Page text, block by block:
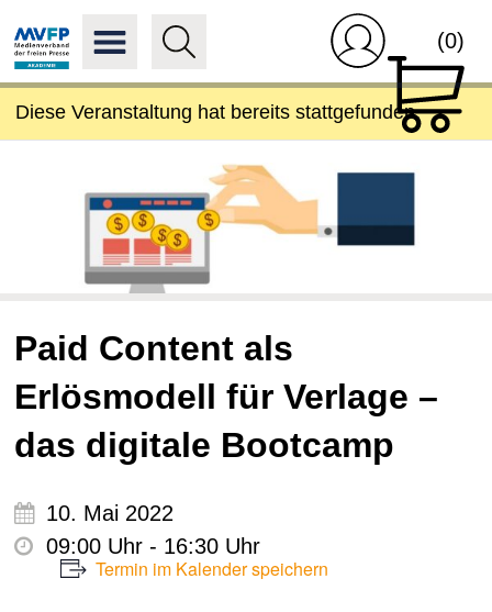
(0)
Diese Veranstaltung hat bereits stattgefunden.
Paid Content als
Erlösmodell für Verlage –
das digitale Bootcamp
10. Mai 2022
09:00 Uhr - 16:30 Uhr
Termin im Kalender speichern